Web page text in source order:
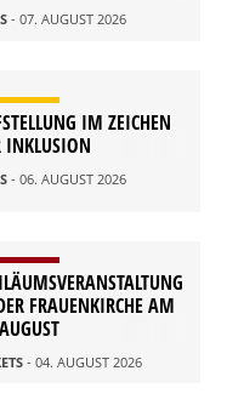
- 07. AUGUST 2026
IM ZEICHEN
INKLUSION
- 06. AUGUST 2026
FRAUENKIRCHE AM
- 04. AUGUST 2026